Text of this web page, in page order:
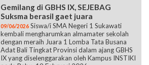
Gemilang di GBHS IX, SEJEBAG
Suksma berasil gaet juara
09/06/2026 Siswa/i SMA Negeri 1 Sukawati
kembali mengharumkan almamater sekolah
dengan meraih Juara 1 Lomba Tata Busana
Adat Bali Tingkat Provinsi dalam ajang GBHS
IX yang diselenggarakan oleh Kampus INSTIKI